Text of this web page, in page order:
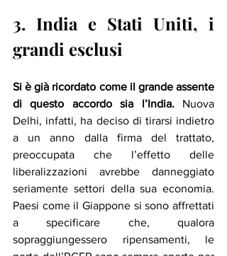
3. India e Stati Uniti, i
grandi esclusi
Si è già ricordato come il grande assente
di questo accordo sia l’India. Nuova
Delhi, infatti, ha deciso di tirarsi indietro
a un anno dalla firma del trattato,
preoccupata che l’effetto delle
liberalizzazioni avrebbe danneggiato
seriamente settori della sua economia.
Paesi come il Giappone si sono affrettati
a specificare che, qualora
sopraggiungessero ripensamenti, le